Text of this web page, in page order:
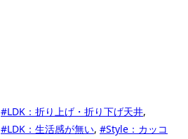
#LDK：折り上げ・折り下げ天井,
#LDK：生活感が無い, #Style：カッコ